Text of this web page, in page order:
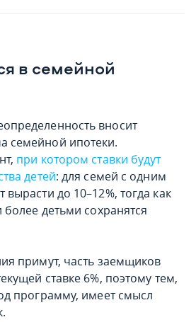
в семейной
вносит
семейной ипотеки.
при котором ставки будут
детей: для семей с одним
до 10–12%, тогда как
детьми сохранятся
примут, часть заемщиков
ставке 6%, поэтому тем,
программу, имеет смысл